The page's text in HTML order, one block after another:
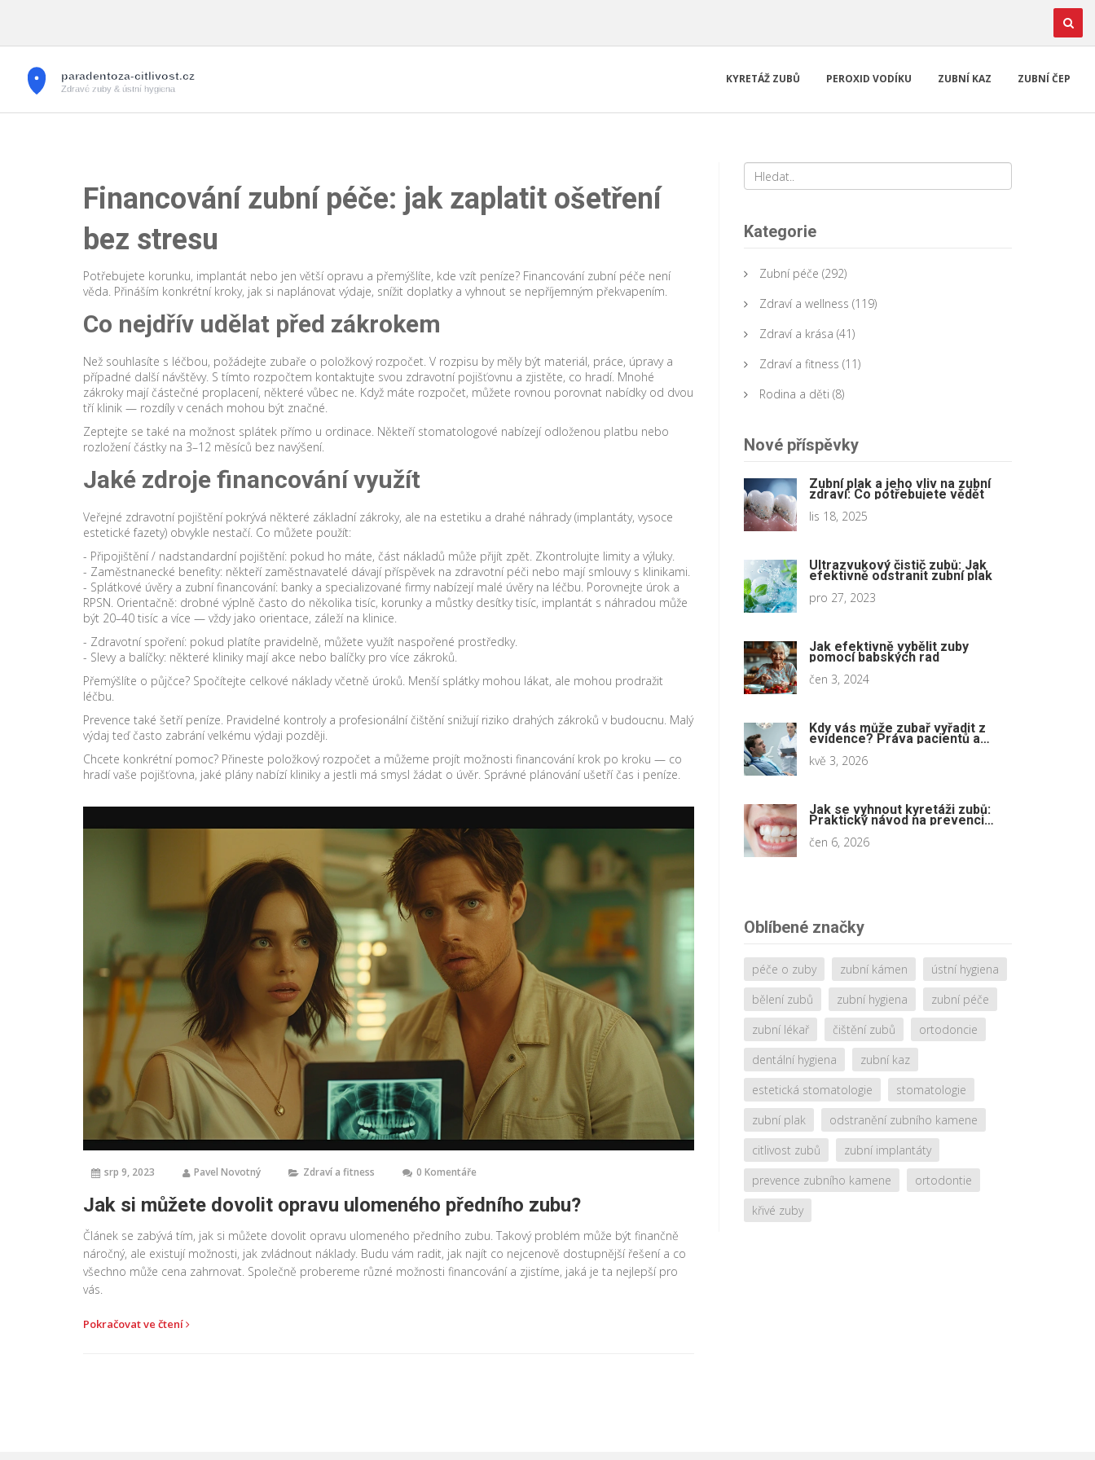
KYRETÁŽ ZUBŮ PEROXID VODÍKU ZUBNÍ KAZ ZUBNÍ ČEP
Financování zubní péče: jak zaplatit ošetření
bez stresu
Potřebujete korunku, implantát nebo jen větší opravu a přemýšlíte, kde vzít peníze? Financování zubní péče není
věda. Přináším konkrétní kroky, jak si naplánovat výdaje, snížit doplatky a vyhnout se nepříjemným překvapením.
Co nejdřív udělat před zákrokem
Než souhlasíte s léčbou, požádejte zubaře o položkový rozpočet. V rozpisu by měly být materiál, práce, úpravy a
případné další návštěvy. S tímto rozpočtem kontaktujte svou zdravotní pojišťovnu a zjistěte, co hradí. Mnohé
zákroky mají částečné proplacení, některé vůbec ne. Když máte rozpočet, můžete rovnou porovnat nabídky od dvou
tří klinik — rozdíly v cenách mohou být značné.
Zeptejte se také na možnost splátek přímo u ordinace. Někteří stomatologové nabízejí odloženou platbu nebo
rozložení částky na 3–12 měsíců bez navýšení.
Jaké zdroje financování využít
Veřejné zdravotní pojištění pokrývá některé základní zákroky, ale na estetiku a drahé náhrady (implantáty, vysoce
estetické fazety) obvykle nestačí. Co můžete použít:
- Připojištění / nadstandardní pojištění: pokud ho máte, část nákladů může přijít zpět. Zkontrolujte limity a výluky.
- Zaměstnanecké benefity: někteří zaměstnavatelé dávají příspěvek na zdravotní péči nebo mají smlouvy s klinikami.
- Splátkové úvěry a zubní financování: banky a specializované firmy nabízejí malé úvěry na léčbu. Porovnejte úrok a
RPSN. Orientačně: drobné výplně často do několika tisíc, korunky a můstky desítky tisíc, implantát s náhradou může
být 20–40 tisíc a více — vždy jako orientace, záleží na klinice.
- Zdravotní spoření: pokud platíte pravidelně, můžete využít naspořené prostředky.
- Slevy a balíčky: některé kliniky mají akce nebo balíčky pro více zákroků.
Přemýšlíte o půjčce? Spočítejte celkové náklady včetně úroků. Menší splátky mohou lákat, ale mohou prodražit
léčbu.
Prevence také šetří peníze. Pravidelné kontroly a profesionální čištění snižují riziko drahých zákroků v budoucnu. Malý
výdaj teď často zabrání velkému výdaji později.
Chcete konkrétní pomoc? Přineste položkový rozpočet a můžeme projít možnosti financování krok po kroku — co
hradí vaše pojišťovna, jaké plány nabízí kliniky a jestli má smysl žádat o úvěr. Správné plánování ušetří čas i peníze.
srp 9, 2023 Pavel Novotný Zdraví a fitness 0 Komentáře
Jak si můžete dovolit opravu ulomeného předního zubu?
Článek se zabývá tím, jak si můžete dovolit opravu ulomeného předního zubu. Takový problém může být finančně
náročný, ale existují možnosti, jak zvládnout náklady. Budu vám radit, jak najít co nejcenově dostupnější řešení a co
všechno může cena zahrnovat. Společně probereme různé možnosti financování a zjistíme, jaká je ta nejlepší pro
vás.
Pokračovat ve čtení
Kategorie
Zubní péče (292)
Zdraví a wellness (119)
Zdraví a krása (41)
Zdraví a fitness (11)
Rodina a děti (8)
Nové příspěvky
Zubní plak a jeho vliv na zubní
zdraví: Co potřebujete vědět
lis 18, 2025
Ultrazvukový čistič zubů: Jak
efektivně odstranit zubní plak
pro 27, 2023
Jak efektivně vybělit zuby
pomocí babských rad
čen 3, 2024
Kdy vás může zubař vyřadit z
evidence? Práva pacientů a
ochrana před neoprávněným
ukončením péče
kvě 3, 2026
Jak se vyhnout kyretáži zubů:
Praktický návod na prevenci
paradentózy
čen 6, 2026
Oblíbené značky
péče o zuby zubní kámen
ústní hygiena
bělení zubů
zubní hygiena
zubní péče
zubní lékař
čištění zubů
ortodoncie
dentální hygiena
zubní kaz
estetická stomatologie
stomatologie
zubní plak
odstranění zubního kamene
citlivost zubů
zubní implantáty
prevence zubního kamene
ortodontie
křivé zuby